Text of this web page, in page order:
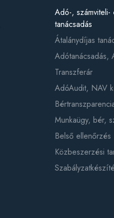
Adó-, számviteli-
tanácsadás
Átalánydíjas
Adótanácsadás,
Transzferár
AdóAudit, NAV
Munkaügy, bér,
Belső ellenőrzés
Közbeszerzési